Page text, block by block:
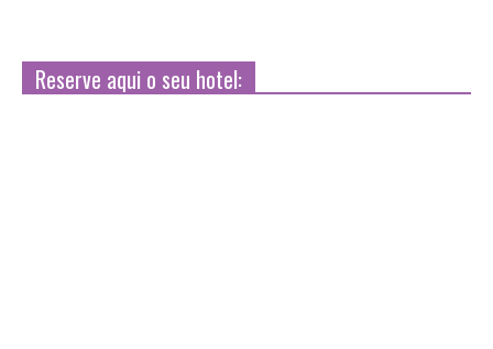
Reserve aqui o seu hotel: